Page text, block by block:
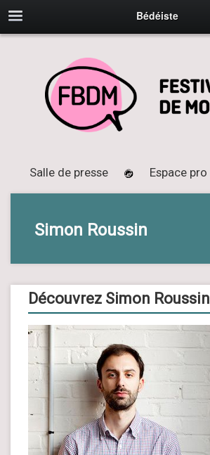
Bédéiste
Salle de presse Espace pro
Simon Roussin
Découvrez Simon Roussin